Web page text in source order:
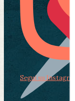
Segui su Instagram